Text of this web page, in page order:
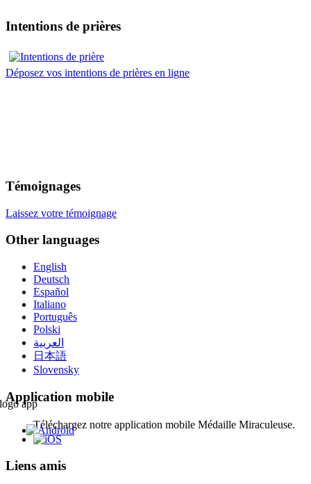
Intentions de prières
Déposez vos intentions de prières en ligne
Témoignages
Laissez votre témoignage
Other languages
English
Deutsch
Español
Italiano
Português
Polski
العربية
日本語
Slovensky
Application mobile
Téléchargez notre application mobile Médaille Miraculeuse.
Liens amis